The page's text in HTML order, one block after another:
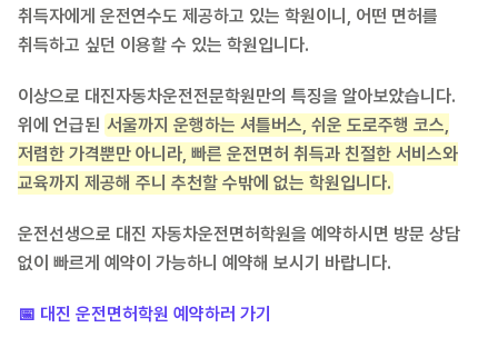
취득자에게 운전연수도 제공하고 있는 학원이니, 어떤 면허를
취득하고 싶던 이용할 수 있는 학원입니다.
이상으로 대진자동차운전전문학원만의 특징을 알아보았습니다.
위에 언급된 서울까지 운행하는 셔틀버스, 쉬운 도로주행 코스,
저렴한 가격뿐만 아니라, 빠른 운전면허 취득과 친절한 서비스와
교육까지 제공해 주니 추천할 수밖에 없는 학원입니다.
운전선생으로 대진 자동차운전면허학원을 예약하시면 방문 상담
없이 빠르게 예약이 가능하니 예약해 보시기 바랍니다.
📅 대진 운전면허학원 예약하러 가기